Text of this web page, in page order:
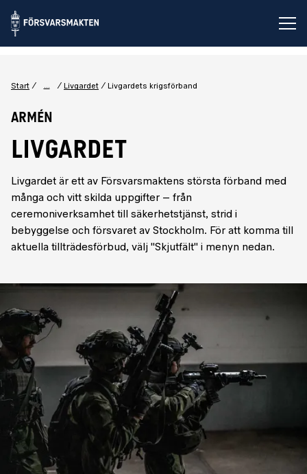
Start ... Livgardet Livgardets krigsförband
Armén
LIVGARDET
Livgardet är ett av Försvarsmaktens största förband med
många och vitt skilda uppgifter – från
ceremoniverksamhet till säkerhetstjänst, strid i
bebyggelse och försvaret av Stockholm. För att komma till
aktuella tillträdesförbud, välj "Skjutfält" i menyn nedan.